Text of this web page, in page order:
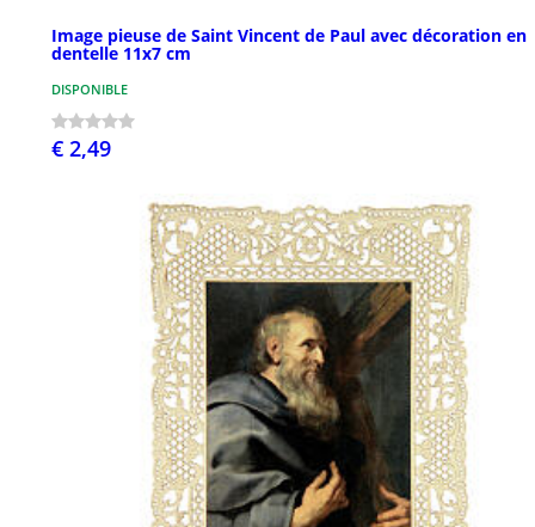
Image pieuse de Saint Vincent de Paul avec décoration en
dentelle 11x7 cm
DISPONIBLE
€ 2,49